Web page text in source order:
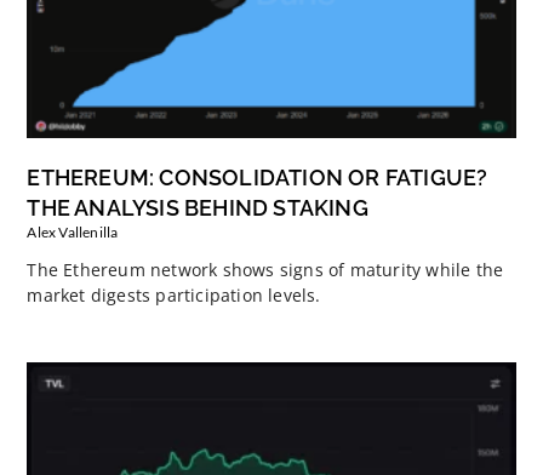
ETHEREUM: CONSOLIDATION OR FATIGUE?
THE ANALYSIS BEHIND STAKING
Alex Vallenilla
The Ethereum network shows signs of maturity while the
market digests participation levels.